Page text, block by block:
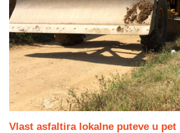
Vlast asfaltira lokalne puteve u pet